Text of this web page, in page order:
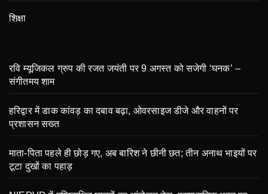
शिक्षा
रवि म्यूजिकल ग्रुप की रजत जयंती पर 9 अगस्त को सजेगी ‘घनक’ –
संगीतमय शाम
हरिद्वार में डाक कांवड़ का दबाव बढ़ा, ओवरसाइज डीजे और वाहनों पर
प्रशासन सख्त
माता-पिता पहले ही छोड़ गए, अब बारिश ने छीनी छत; तीन अनाथ भाइयों पर
टूटा दुखों का पहाड़